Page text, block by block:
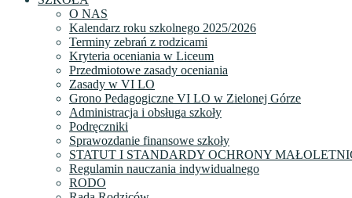
O NAS
Kalendarz roku szkolnego 2025/2026
Terminy zebrań z rodzicami
Kryteria oceniania w Liceum
Przedmiotowe zasady oceniania
Zasady w VI LO
Grono Pedagogiczne VI LO w Zielonej Górze
Administracja i obsługa szkoły
Podręczniki
Sprawozdanie finansowe szkoły
STATUT I STANDARDY OCHRONY
Regulamin nauczania indywidualnego
RODO